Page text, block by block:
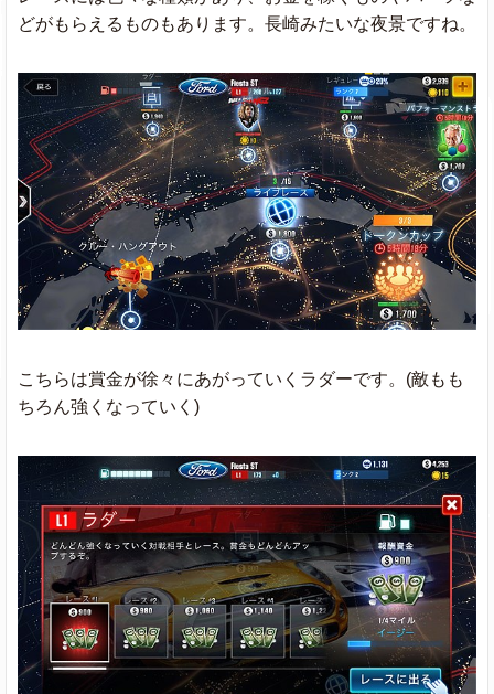
どがもらえるものもあります。長崎みたいな夜景ですね。
こちらは賞金が徐々にあがっていくラダーです。(敵もも
ちろん強くなっていく)